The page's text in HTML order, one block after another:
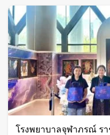
โรงพยาบาลจุฬาภรณ์ ร